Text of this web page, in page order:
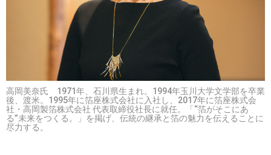
高岡美奈氏 1971年、石川県生まれ。1994年玉川大学文学部を卒業
後、渡米。1995年に箔座株式会社に入社し、2017年に箔座株式会
社・高岡製箔株式会社 代表取締役社長に就任。「“箔がそこにあ
る”未来をつくる。」を掲げ、伝統の継承と箔の魅力を伝えることに
尽力する。